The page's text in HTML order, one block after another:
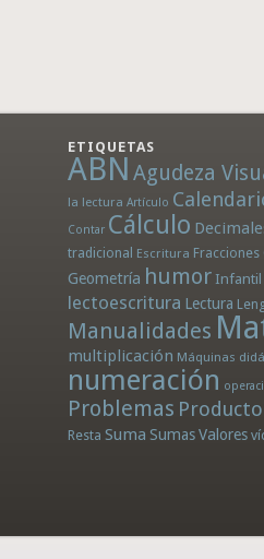
ETIQUETAS
ABN Agudeza
la lectura Artículo
Contar Cálculo
tradicional Escritura Fracciones
Geometría humor Infantil
lectoescritura Lectura
Manualidades
multiplicación Máquinas
numeración
Problemas Producto
Resta Suma SumasValores